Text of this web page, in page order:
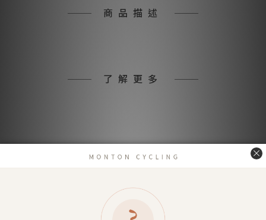
商品描述
了解更多
送貨及付款方式
送貨方式